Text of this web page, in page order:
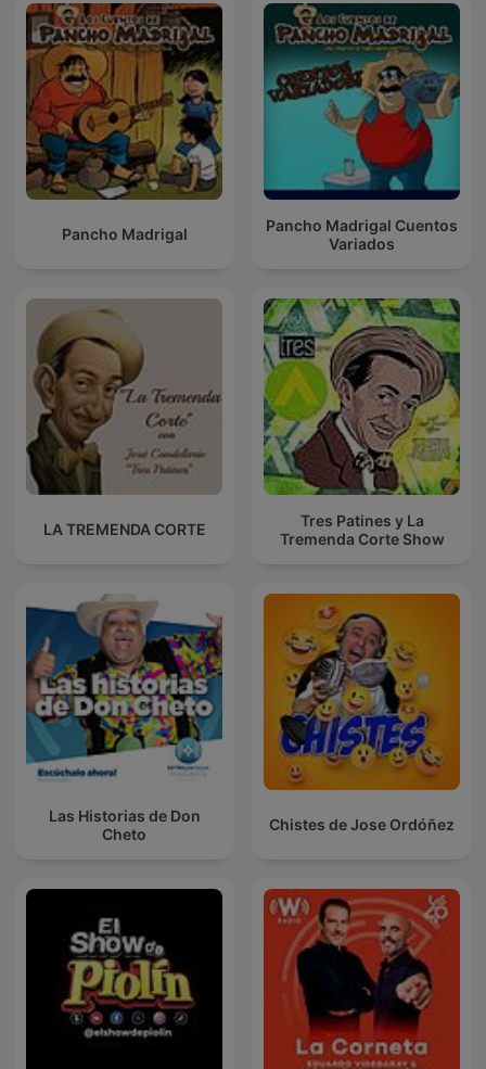
Pancho Madrigal
Pancho Madrigal Cuentos
Variados
LA TREMENDA CORTE
Tres Patines y La
Tremenda Corte Show
Las Historias de Don
Cheto
Chistes de Jose Ordóñez